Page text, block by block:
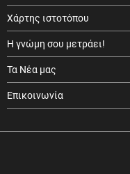
Χάρτης ιστοτόπου
Η γνώμη σου μετράει!
Τα Νέα μας
Επικοινωνία